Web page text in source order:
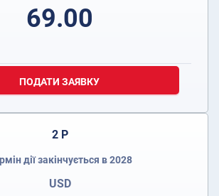
69.00
ПОДАТИ ЗАЯВКУ
2 Р
дії закінчується в 2028
USD